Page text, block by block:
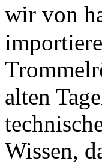
wir von
alten
Wissen,